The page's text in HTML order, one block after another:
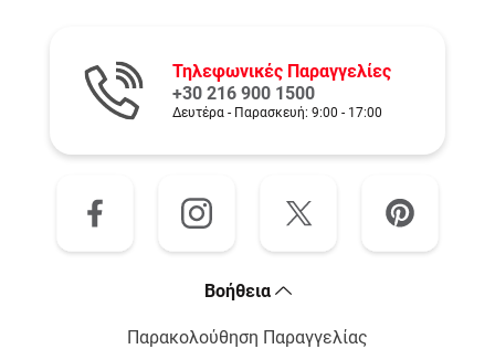
Bοήθεια
Παρακολούθηση Παραγγελίας
Τηλεφωνικές Παραγγελίες
+30 216 900 1500
Δευτέρα - Παρασκευή: 9:00 - 17:00